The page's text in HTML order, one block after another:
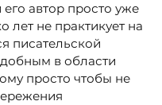
автор просто уже
лет не практикует на
писательской
в области
просто чтобы не